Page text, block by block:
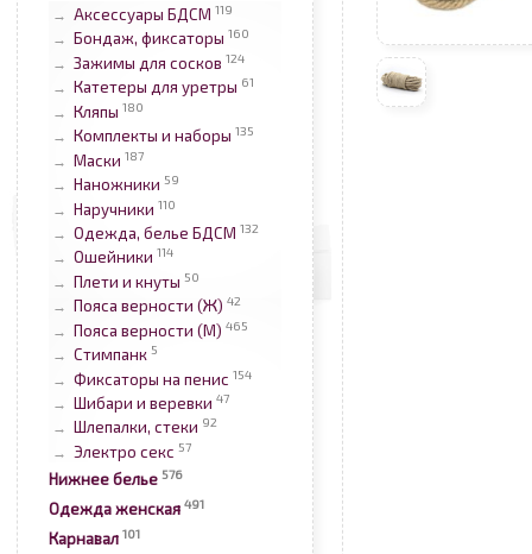
→ Аксессуары БДСМ 119
→ Бондаж, фиксаторы 160
→ Зажимы для сосков 124
→ Катетеры для уретры 61
→ Кляпы 180
→ Комплекты и наборы 135
→ Маски 187
→ Наножники 59
→ Наручники 110
→ Одежда, белье БДСМ 132
→ Ошейники 114
→ Плети и кнуты 50
→ Пояса верности (Ж) 42
→ Пояса верности (М) 465
→ Стимпанк 5
→ Фиксаторы на пенис 154
→ Шибари и веревки 47
→ Шлепалки, стеки 92
→ Электро секс 57
Нижнее белье 576
Одежда женская 491
Карнавал 101